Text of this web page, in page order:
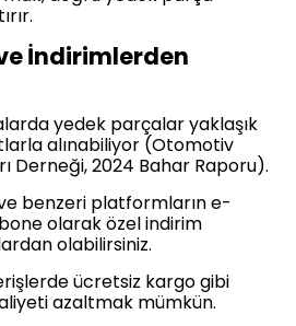
İndirimlerden
yedek parçalar yaklaşık
alınabiliyor (Otomotiv
Derneği, 2024 Bahar Raporu).
benzeri platformların e-
olarak özel indirim
olabilirsiniz.
ücretsiz kargo gibi
azaltmak mümkün.